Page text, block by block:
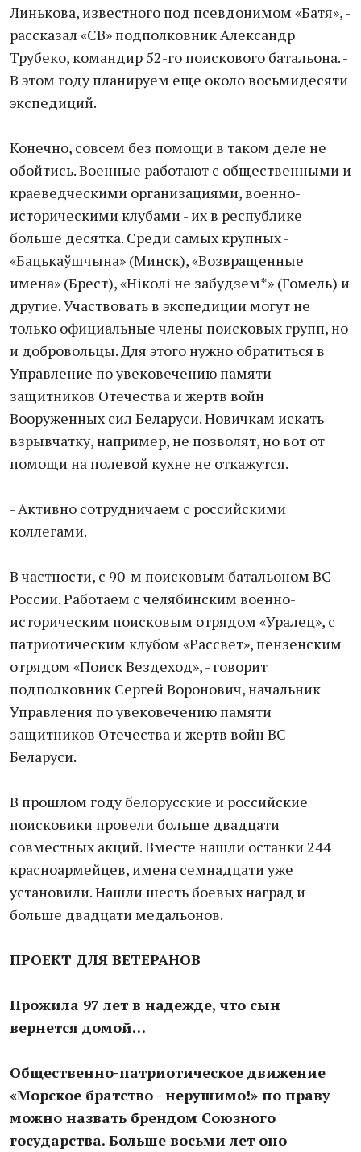
Линькова, известного под псевдонимом «Батя», -
рассказал «СВ» подполковник Александр
Трубеко, командир 52-го поискового батальона. -
В этом году планируем еще около восьмидесяти
экспедиций.
Конечно, совсем без помощи в таком деле не
обойтись. Военные работают с общественными и
краеведческими организациями, военно-
историческими клубами - их в республике
больше десятка. Среди самых крупных -
«Бацькаўшчына» (Минск), «Возвращенные
имена» (Брест), «Ніколі не забудзем*» (Гомель) и
другие. Участвовать в экспедиции могут не
только официальные члены поисковых групп, но
и добровольцы. Для этого нужно обратиться в
Управление по увековечению памяти
защитников Отечества и жертв войн
Вооруженных сил Беларуси. Новичкам искать
взрывчатку, например, не позволят, но вот от
помощи на полевой кухне не откажутся.
- Активно сотрудничаем с российскими
коллегами.
В частности, с 90-м поисковым батальоном ВС
России. Работаем с челябинским военно-
историческим поисковым отрядом «Уралец», с
патриотическим клубом «Рассвет», пензенским
отрядом «Поиск Вездеход», - говорит
подполковник Сергей Воронович, начальник
Управления по увековечению памяти
защитников Отечества и жертв войн ВС
Беларуси.
В прошлом году белорусские и российские
поисковики провели больше двадцати
совместных акций. Вместе нашли останки 244
красноармейцев, имена семнадцати уже
установили. Нашли шесть боевых наград и
больше двадцати медальонов.
ПРОЕКТ ДЛЯ ВЕТЕРАНОВ
Прожила 97 лет в надежде, что сын
вернется домой…
Общественно-патриотическое движение
«Морское братство - нерушимо!» по праву
можно назвать брендом Союзного
государства. Больше восьми лет оно